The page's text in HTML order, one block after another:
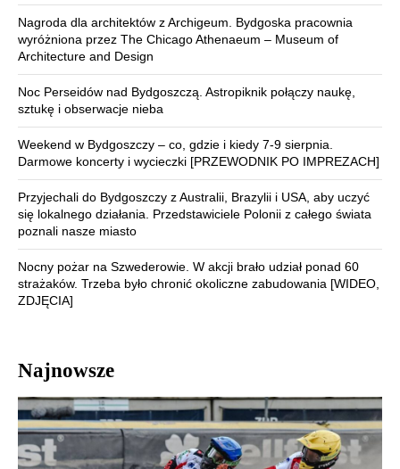
Nagroda dla architektów z Archigeum. Bydgoska pracownia
wyróżniona przez The Chicago Athenaeum – Museum of
Architecture and Design
Noc Perseidów nad Bydgoszczą. Astropiknik połączy naukę,
sztukę i obserwacje nieba
Weekend w Bydgoszczy – co, gdzie i kiedy 7-9 sierpnia.
Darmowe koncerty i wycieczki [PRZEWODNIK PO IMPREZACH]
Przyjechali do Bydgoszczy z Australii, Brazylii i USA, aby uczyć
się lokalnego działania. Przedstawiciele Polonii z całego świata
poznali nasze miasto
Nocny pożar na Szwederowie. W akcji brało udział ponad 60
strażaków. Trzeba było chronić okoliczne zabudowania [WIDEO,
ZDJĘCIA]
Najnowsze